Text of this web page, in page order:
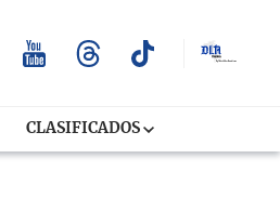
CLASIFICADOS